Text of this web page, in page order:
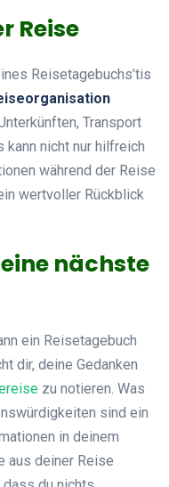
Reise
Reisetagebuchs’tis
Transport
kann nicht nur hilfreich
während der Reise
wertvoller Rückblick
nächste
ein Reisetagebuch
dir, deine Gedanken
zu notieren. Was
sind ein
in deinem
aus deiner Reise